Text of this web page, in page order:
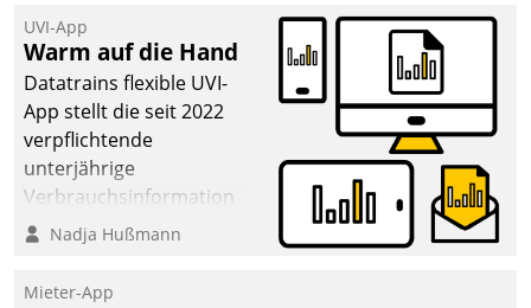
UVI-App
Warm auf die Hand
Datatrains flexible UVI-
App stellt die seit 2022
verpflichtende
unterjährige
Verbrauchsinformation
schnell, zuverlässig und
Die monatlichen
Nadja Hußmann
Mieter-App